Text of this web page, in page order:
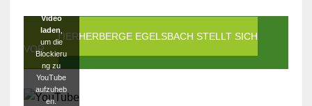
DIE TIERHERBERGE EGELSBACH STELLT SICH
VOR
Video
laden
um die
Blockieru
ng zu
YouTube
aufzuheb
en.